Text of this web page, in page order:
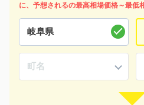
に、予想されるの最高相場価格～最低